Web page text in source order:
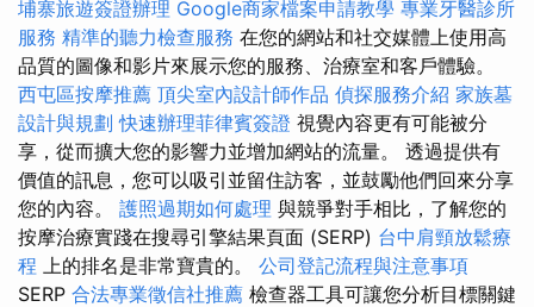
埔寨旅遊簽證辦理 Google商家檔案申請教學 專業牙醫診所
服務 精準的聽力檢查服務 在您的網站和社交媒體上使用高
品質的圖像和影片來展示您的服務、治療室和客戶體驗。
西屯區按摩推薦 頂尖室內設計師作品 偵探服務介紹 家族墓
設計與規劃 快速辦理菲律賓簽證 視覺內容更有可能被分
享，從而擴大您的影響力並增加網站的流量。 透過提供有
價值的訊息，您可以吸引並留住訪客，並鼓勵他們回來分享
您的內容。 護照過期如何處理 與競爭對手相比，了解您的
按摩治療實踐在搜尋引擎結果頁面 (SERP) 台中肩頸放鬆療
程 上的排名是非常寶貴的。 公司登記流程與注意事項
SERP 合法專業徵信社推薦 檢查器工具可讓您分析目標關鍵